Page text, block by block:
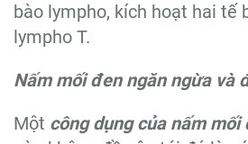
bào lympho, kích hoạt hai tế
lympho T.
Nấm mối đen ngăn ngừa và
Một công dụng của nấm mối